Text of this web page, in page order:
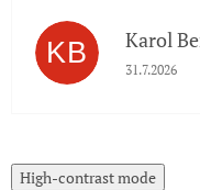
KB Karol
31.7.2026
High-contrast mode